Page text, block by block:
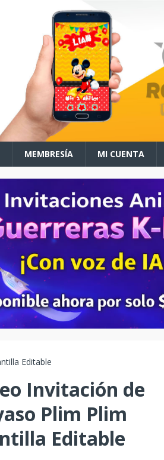
MEMBRESÍA MI CUENTA
Editable
Invitación de
Plim Plim
Editable